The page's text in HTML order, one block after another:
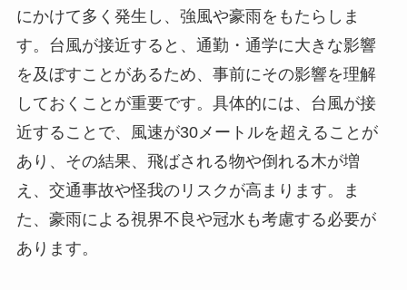
にかけて多く発生し、強風や豪雨をもたらしま
す。台風が接近すると、通勤・通学に大きな影響
を及ぼすことがあるため、事前にその影響を理解
しておくことが重要です。具体的には、台風が接
近することで、風速が30メートルを超えることが
あり、その結果、飛ばされる物や倒れる木が増
え、交通事故や怪我のリスクが高まります。ま
た、豪雨による視界不良や冠水も考慮する必要が
あります。